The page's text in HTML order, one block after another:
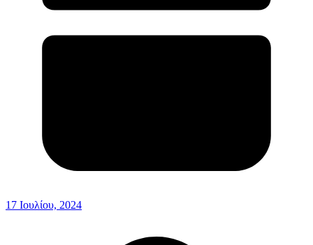
17 Ιουλίου, 2024